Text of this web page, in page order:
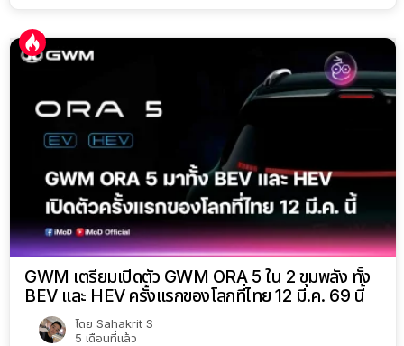
GWM เตรียมเปิดตัว GWM ORA 5 ใน 2 ขุมพลัง ทั้ง
BEV และ HEV ครั้งแรกของโลกที่ไทย 12 มี.ค. 69 นี้
โดย Sahakrit S
5 เดือนที่แล้ว